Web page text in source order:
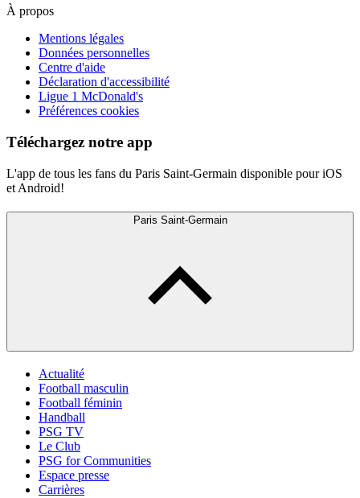
À propos
Mentions légales
Données personnelles
Centre d'aide
Déclaration d'accessibilité
Ligue 1 McDonald's
Préférences cookies
Téléchargez notre app
L'app de tous les fans du Paris Saint-Germain disponible pour iOS
et Android!
Paris Saint-Germain
Actualité
Football masculin
Football féminin
Handball
PSG TV
Le Club
PSG for Communities
Espace presse
Carrières